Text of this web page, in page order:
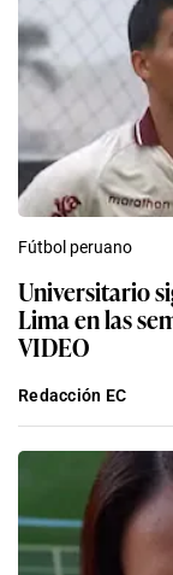
Fútbol peruano
Universitario
Lima en las
VIDEO
Redacción EC